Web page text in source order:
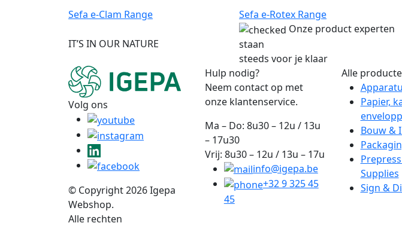
Sefa e-Clam Range Sefa e-Rotex Range
IT’S IN OUR NATURE
Onze product experten
staan
steeds voor je klaar
Volg ons
© Copyright 2026 Igepa
Webshop.
Alle rechten
Hulp nodig?
Neem contact op met
onze klantenservice.
Ma – Do: 8u30 – 12u / 13u
– 17u30
Vrij: 8u30 – 12u / 13u – 17u
info@igepa.be
+32 9 325 45
45
Alle
Papier,
Bouw &
Supplies
Sign &